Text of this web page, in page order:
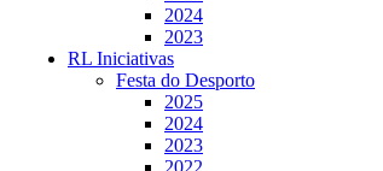
2024
2023
RL Iniciativas
Festa do Desporto
2025
2024
2023
2022